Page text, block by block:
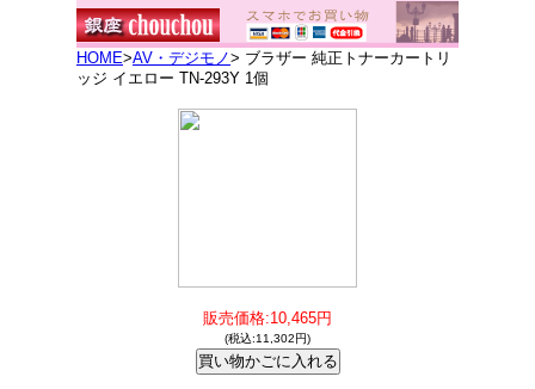
HOME>AV・デジモノ> ブラザー 純正トナーカートリ
ッジ イエロー TN-293Y 1個
販売価格:10,465円
(税込:11,302円)